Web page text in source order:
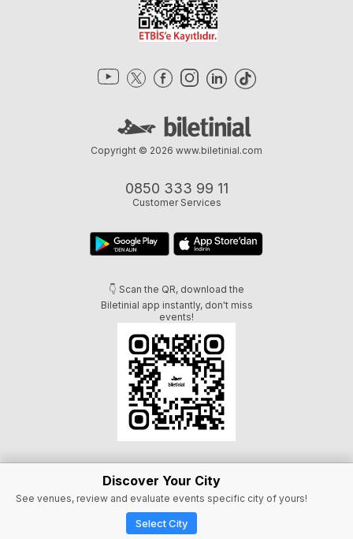
Discover Your City
See venues, review and evaluate events specific city of yours!
Select City
0850 333 99 11
Customer Services
👇 Scan the QR, download the
Biletinial app instantly, don't miss
events!
Copyright © 2026 www.biletinial.com